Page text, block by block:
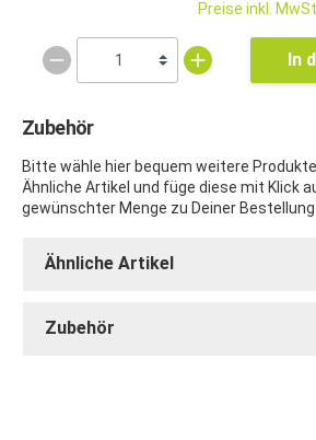
Preise inkl.
In
Zubehör
Bitte wähle hier bequem weitere
Ähnliche Artikel und füge diese mit Klick
gewünschter Menge zu Deiner Bestellung
Ähnliche Artikel
Zubehör